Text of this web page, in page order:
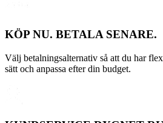
KÖP NU. BETALA SENARE.
Välj betalningsalternativ så att du har
sätt och anpassa efter din budget.